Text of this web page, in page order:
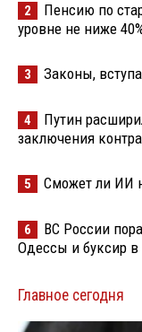
2
Пенсию по
уровне не ниже
3 Законы,
4
Путин
заключения
5 Сможет ли ИИ
6
ВС России
Одессы и буксир в
Главное сегодня